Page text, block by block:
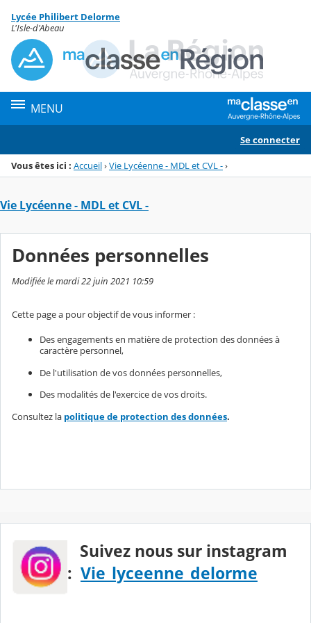
Menu de la rubrique
Contenu
Lycée Philibert Delorme
L'Isle-d'Abeau
MENU
Se connecter
Vous êtes ici : Accueil›Vie Lycéenne - MDL et CVL -›
Vie Lycéenne - MDL et CVL -
Données personnelles
Modifiée le mardi 22 juin 2021 10:59
Cette page a pour objectif de vous informer :
Des engagements en matière de protection des données à
caractère personnel,
De l'utilisation de vos données personnelles,
Des modalités de l'exercice de vos droits.
Consultez la politique de protection des données.
Suivez nous sur instagram
: Vie_lyceenne_delorme